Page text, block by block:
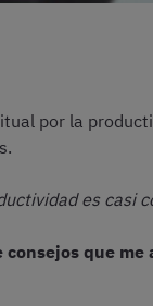
por la
es casi
consejos que me